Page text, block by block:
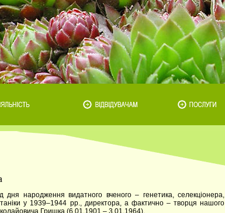
дня народження видатного вченого – генетика, селекціонера,
у 1939–1944 рр., директора, а фактично – творця нашого
Гришка (6.01.1901 – 3.01.1964).